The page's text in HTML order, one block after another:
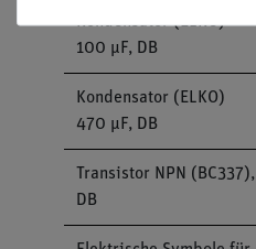
Kondensator (ELKO)
100 µF, DB
Kondensator (ELKO)
470 µF, DB
Transistor NPN (BC337),
DB